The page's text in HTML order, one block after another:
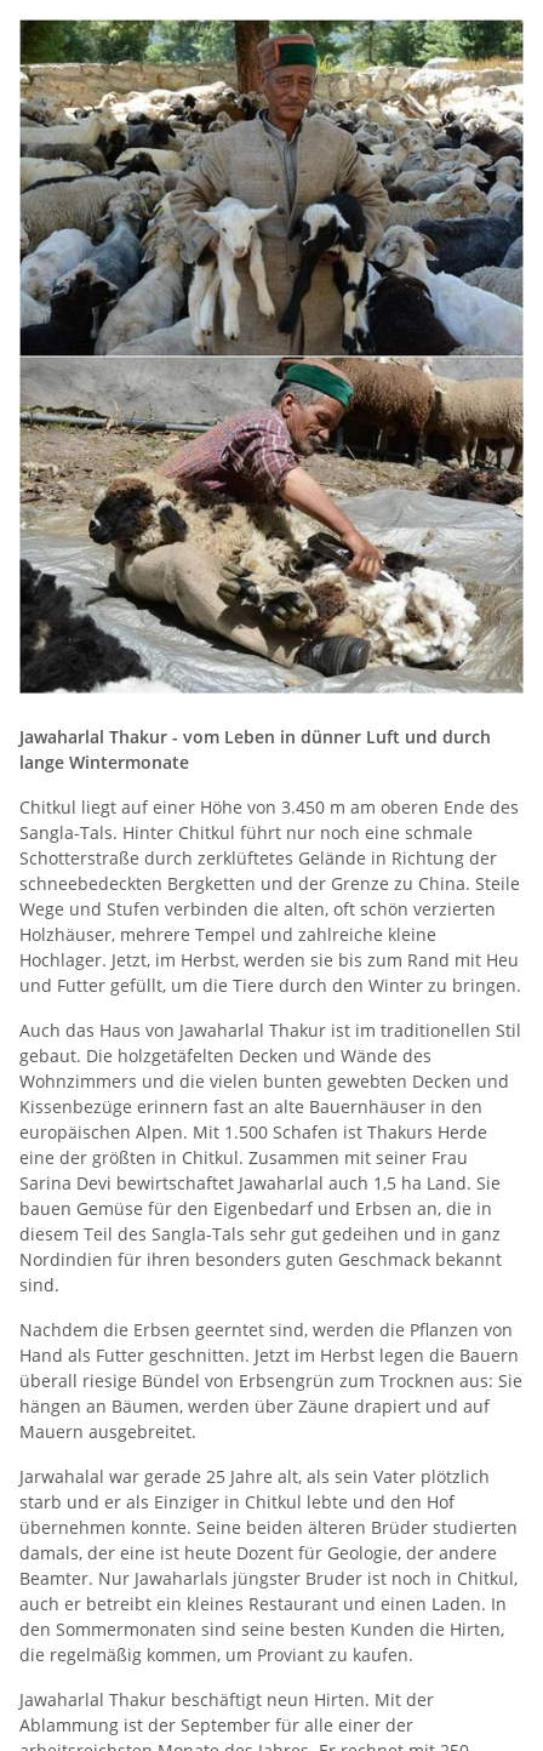
Jawaharlal Thakur - vom Leben in dünner Luft und durch
lange Wintermonate
Chitkul liegt auf einer Höhe von 3.450 m am oberen Ende des
Sangla-Tals. Hinter Chitkul führt nur noch eine schmale
Schotterstraße durch zerklüftetes Gelände in Richtung der
schneebedeckten Bergketten und der Grenze zu China. Steile
Wege und Stufen verbinden die alten, oft schön verzierten
Holzhäuser, mehrere Tempel und zahlreiche kleine
Hochlager. Jetzt, im Herbst, werden sie bis zum Rand mit Heu
und Futter gefüllt, um die Tiere durch den Winter zu bringen.
Auch das Haus von Jawaharlal Thakur ist im traditionellen Stil
gebaut. Die holzgetäfelten Decken und Wände des
Wohnzimmers und die vielen bunten gewebten Decken und
Kissenbezüge erinnern fast an alte Bauernhäuser in den
europäischen Alpen. Mit 1.500 Schafen ist Thakurs Herde
eine der größten in Chitkul. Zusammen mit seiner Frau
Sarina Devi bewirtschaftet Jawaharlal auch 1,5 ha Land. Sie
bauen Gemüse für den Eigenbedarf und Erbsen an, die in
diesem Teil des Sangla-Tals sehr gut gedeihen und in ganz
Nordindien für ihren besonders guten Geschmack bekannt
sind.
Nachdem die Erbsen geerntet sind, werden die Pflanzen von
Hand als Futter geschnitten. Jetzt im Herbst legen die Bauern
überall riesige Bündel von Erbsengrün zum Trocknen aus: Sie
hängen an Bäumen, werden über Zäune drapiert und auf
Mauern ausgebreitet.
Jarwahalal war gerade 25 Jahre alt, als sein Vater plötzlich
starb und er als Einziger in Chitkul lebte und den Hof
übernehmen konnte. Seine beiden älteren Brüder studierten
damals, der eine ist heute Dozent für Geologie, der andere
Beamter. Nur Jawaharlals jüngster Bruder ist noch in Chitkul,
auch er betreibt ein kleines Restaurant und einen Laden. In
den Sommermonaten sind seine besten Kunden die Hirten,
die regelmäßig kommen, um Proviant zu kaufen.
Jawaharlal Thakur beschäftigt neun Hirten. Mit der
Ablammung ist der September für alle einer der